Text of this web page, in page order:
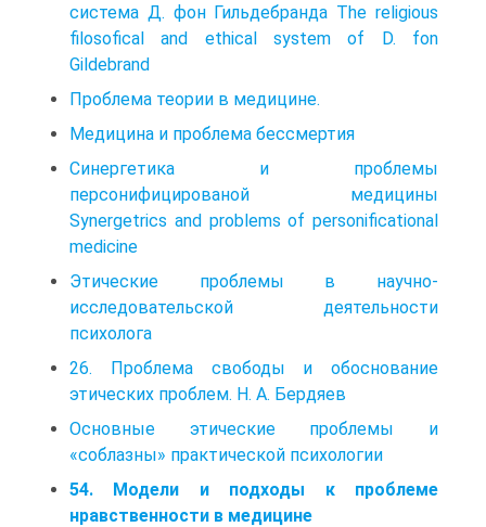
система Д. фон Гильдебранда The religious
filosofical and ethical system of D. fon
Gildebrand
Проблема теории в медицине.
Медицина и проблема бессмертия
Синергетика и проблемы
персонифицированой медицины
Synergetrics and problems of personificational
medicine
Этические проблемы в научно-
исследовательской деятельности
психолога
26. Проблема свободы и обоснование
этических проблем. Н. А. Бердяев
Основные этические проблемы и
«соблазны» практической психологии
54. Модели и подходы к проблеме
нравственности в медицине